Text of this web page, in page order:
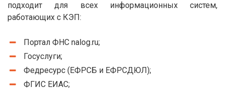
подходит для всех информационных систем,
работающих с КЭП:
Портал ФНС nalog.ru;
Госуслуги;
Федресурс (ЕФРСБ и ЕФРСДЮЛ);
ФГИС ЕИАС;